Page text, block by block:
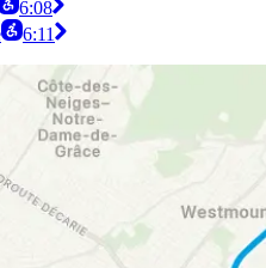
6:08
6:11